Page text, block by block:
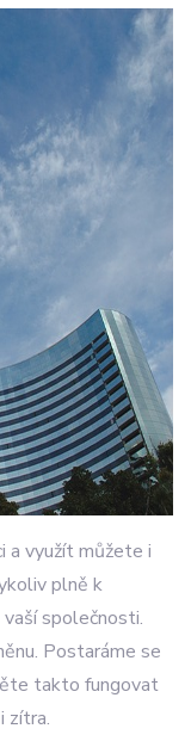
a využít můžete i
plně k
společnosti.
Postaráme se
takto fungovat
zítra.